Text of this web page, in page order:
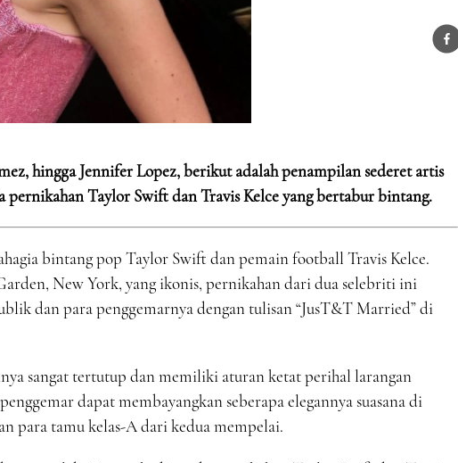
hingga Jennifer Lopez, berikut adalah penampilan sederet artis
pernikahan Taylor Swift dan Travis Kelce yang bertabur bintang.
bintang pop Taylor Swift dan pemain football Travis Kelce.
New York, yang ikonis, pernikahan dari dua selebriti ini
dan para penggemarnya dengan tulisan “JusT&T Married” di
sangat tertutup dan memiliki aturan ketat perihal larangan
dapat membayangkan seberapa elegannya suasana di
para tamu kelas-A dari kedua mempelai.